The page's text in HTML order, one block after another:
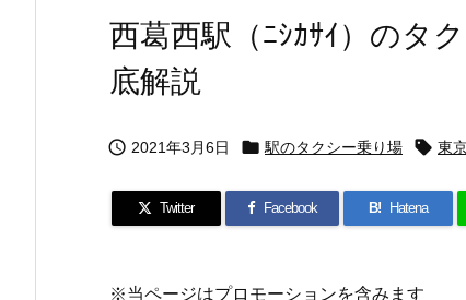
西葛西駅（ﾆｼｶｻｲ）のタ
底解説
 2021年3月6日  駅のタクシー乗り場  東
Twitter Facebook B! Hatena
※当ページはプロモーションを含みます